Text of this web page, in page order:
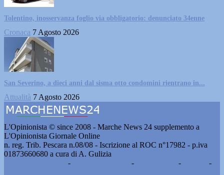
Tolentino, inosservanza foglio via obbligatorio: denunciato 34enne
Cronaca 7 Agosto 2026
San Severino, a dieci anni dal sisma otto condomini rientrano in...
Attualità 7 Agosto 2026
L'Opinionista © since 2008 - Marche News 24 supplemento a
L'Opinionista Giornale Online
n. reg. Trib. Pescara n.08/08 - Iscrizione al ROC n°17982 - p.iva
01873660680 a cura di A. Gulizia
- - -
-